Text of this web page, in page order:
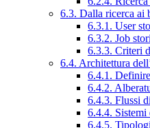
6.3. Dalla ricerca ai
6.3.1. User
6.3.2. Job
6.3.3. Criteri
6.4. Architettura
6.4.1.
6.4.2.
6.4.3. Flussi
6.4.4.
6.4.5.